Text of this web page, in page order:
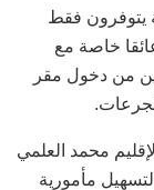
يتوفرون فقط
خاصة مع
من دخول مقر
محمد العلمي
مأمورية